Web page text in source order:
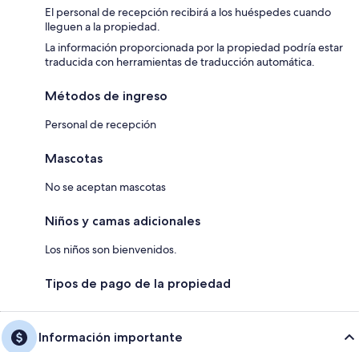
El personal de recepción recibirá a los huéspedes cuando
lleguen a la propiedad.
La información proporcionada por la propiedad podría estar
traducida con herramientas de traducción automática.
Métodos de ingreso
Personal de recepción
Mascotas
No se aceptan mascotas
Niños y camas adicionales
Los niños son bienvenidos.
Tipos de pago de la propiedad
Información importante